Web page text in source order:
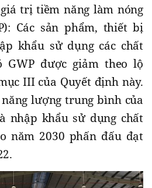
giá trị tiềm năng làm nóng
Các sản phẩm, thiết bị
khẩu sử dụng các chất
GWP được giảm theo lộ
III của Quyết định này.
lượng trung bình của
nhập khẩu sử dụng chất
năm 2030 phấn đấu đạt